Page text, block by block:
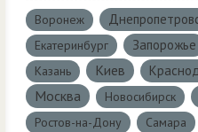
Воронеж
Екатеринбург Запорожье
Казань
Киев
Москва Новосибирск
Ростов-на-Дону
Самара